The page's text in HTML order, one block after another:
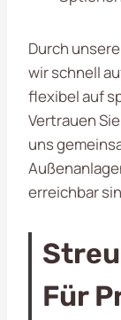
Durch
wir schnell
flexibel auf
Vertrauen
uns
erreichbar
Für